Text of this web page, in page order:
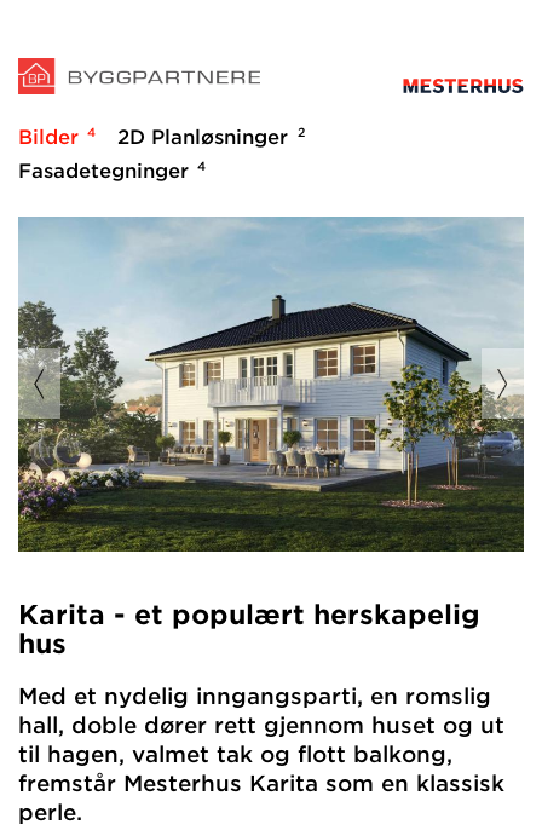
Bilder 4 2D Planløsninger 2
Fasadetegninger 4
Karita - et populært herskapelig
hus
Med et nydelig inngangsparti, en romslig
hall, doble dører rett gjennom huset og ut
til hagen, valmet tak og flott balkong,
fremstår Mesterhus Karita som en klassisk
perle.